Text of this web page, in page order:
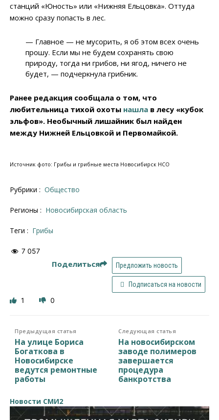
станций «Юность» или «Нижняя Ельцовка». Оттуда
можно сразу попасть в лес.
— Главное — не мусорить, я об этом всех очень
прошу. Если мы не будем сохранять свою
природу, тогда ни грибов, ни ягод, ничего не
будет, — подчеркнула грибник.
Ранее редакция сообщала о том, что
любительница тихой охоты нашла в лесу «кубок
эльфов». Необычный лишайник был найден
между Нижней Ельцовкой и Первомайкой.
Источник фото: Грибы и грибные места Новосибирск НСО
Рубрики : Общество
Регионы : Новосибирская область
Теги : грибы
7 057
Поделиться Предложить новость
Подписаться на новости
1 0
Предыдущая статья
На улице Бориса
Богаткова в
Новосибирске
ведутся ремонтные
работы
Следующая статья
На новосибирском
заводе полимеров
завершается
процедура
банкротства
Новости СМИ2